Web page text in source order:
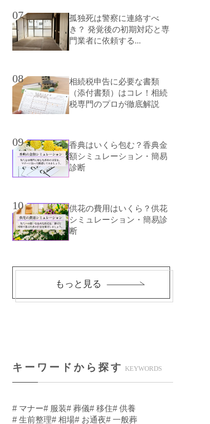
07
孤独死は警察に連絡すべ
き？ 発覚後の初期対応と専
門業者に依頼する...
08
相続税申告に必要な書類
（添付書類）はコレ！相続
税専門のプロが徹底解説
09
香典はいくら包む？香典金
額シミュレーション・簡易
診断
10
供花の費用はいくら？供花
シミュレーション・簡易診
断
もっと見る
キーワードから探す KEYWORDS
# マナー# 服装# 葬儀# 移住# 供養
# 生前整理# 相場# お通夜# 一般葬